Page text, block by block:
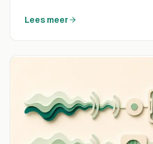
Lees meer